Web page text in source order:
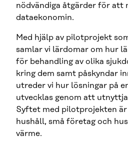
nödvändiga åtgärder för att
dataekonomin.
Med hjälp av pilotprojekt
samlar vi lärdomar om hur
för behandling av olika
kring dem samt påskyndar
utreder vi hur lösningar på
utvecklas genom att
Syftet med pilotprojekten
hushåll, små företag och
värme.